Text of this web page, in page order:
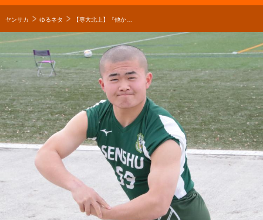
ヤンサカ ゆるネタ 【専大北上】『他からも誘いはいただいていたのですが...』栃木出身の金田遼平が専大北上を選んだ理由とは？【進路】